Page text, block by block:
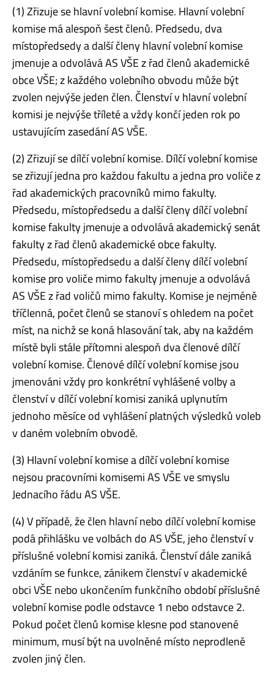
(1) Zřizuje se hlavní volební komise. Hlavní volební
komise má alespoň šest členů. Předsedu, dva
místopředsedy a další členy hlavní volební komise
jmenuje a odvolává AS VŠE z řad členů akademické
obce VŠE; z každého volebního obvodu může být
zvolen nejvýše jeden člen. Členství v hlavní volební
komisi je nejvýše tříleté a vždy končí jeden rok po
ustavujícím zasedání AS VŠE.
(2) Zřizují se dílčí volební komise. Dílčí volební komise
se zřizují jedna pro každou fakultu a jedna pro voliče z
řad akademických pracovníků mimo fakulty.
Předsedu, místopředsedu a další členy dílčí volební
komise fakulty jmenuje a odvolává akademický senát
fakulty z řad členů akademické obce fakulty.
Předsedu, místopředsedu a další členy dílčí volební
komise pro voliče mimo fakulty jmenuje a odvolává
AS VŠE z řad voličů mimo fakulty. Komise je nejméně
tříčlenná, počet členů se stanoví s ohledem na počet
míst, na nichž se koná hlasování tak, aby na každém
místě byli stále přítomni alespoň dva členové dílčí
volební komise. Členové dílčí volební komise jsou
jmenováni vždy pro konkrétní vyhlášené volby a
členství v dílčí volební komisi zaniká uplynutím
jednoho měsíce od vyhlášení platných výsledků voleb
v daném volebním obvodě.
(3) Hlavní volební komise a dílčí volební komise
nejsou pracovními komisemi AS VŠE ve smyslu
Jednacího řádu AS VŠE.
(4) V případě, že člen hlavní nebo dílčí volební komise
podá přihlášku ve volbách do AS VŠE, jeho členství v
příslušné volební komisi zaniká. Členství dále zaniká
vzdáním se funkce, zánikem členství v akademické
obci VŠE nebo ukončením funkčního období příslušné
volební komise podle odstavce 1 nebo odstavce 2.
Pokud počet členů komise klesne pod stanovené
minimum, musí být na uvolněné místo neprodleně
zvolen jiný člen.